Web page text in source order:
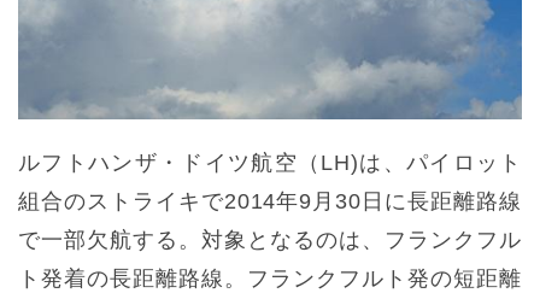
ルフトハンザ・ドイツ航空（LH)は、パイロット
組合のストライキで2014年9月30日に長距離路線
で一部欠航する。対象となるのは、フランクフル
ト発着の長距離路線。フランクフルト発の短距離